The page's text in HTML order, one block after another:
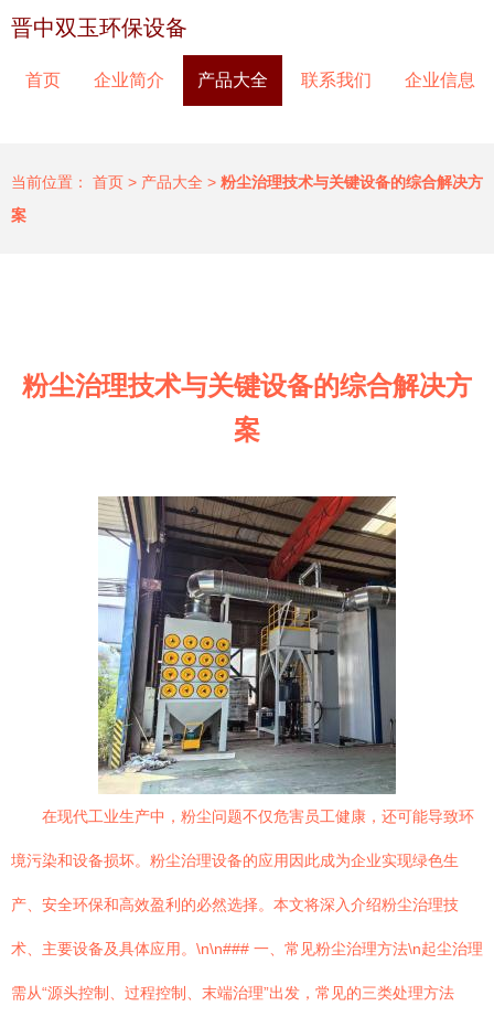
晋中双玉环保设备
首页 企业简介 产品大全 联系我们 企业信息
当前位置： 首页 > 产品大全 > 粉尘治理技术与关键设备的综合解决方
案
粉尘治理技术与关键设备的综合解决方
案
在现代工业生产中，粉尘问题不仅危害员工健康，还可能导致环
境污染和设备损坏。粉尘治理设备的应用因此成为企业实现绿色生
产、安全环保和高效盈利的必然选择。本文将深入介绍粉尘治理技
术、主要设备及具体应用。\n\n### 一、常见粉尘治理方法\n起尘治理
需从“源头控制、过程控制、末端治理”出发，常见的三类处理方法